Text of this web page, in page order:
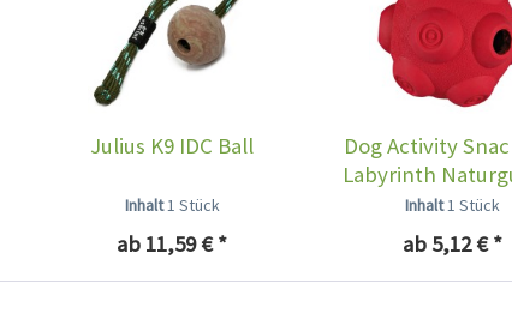
Julius K9 IDC Ball
Inhalt1 Stück
ab 11,59 € *
Dog Activity
Labyrinth
Inhalt1 Stück
ab 5,12 € *